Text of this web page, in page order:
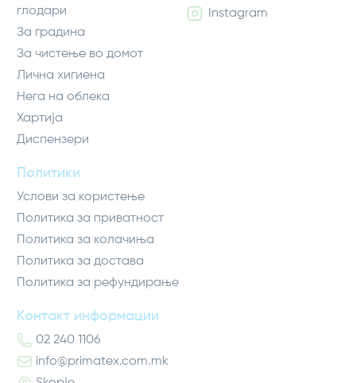
глодари
За градина
За чистење во домот
Лична хигиена
Нега на облека
Хартија
Диспензери
Политики
Услови за користење
Политика за приватност
Политика за колачиња
Политика за достава
Политика за рефундирање
Контакт информации
02 240 1106
info@primatex.com.mk
Instagram